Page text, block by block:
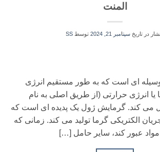
المنت
در تاریخسپتامبر 21, 2024 توسطSS
وسیله ای است که به طور مستقیم انرژی
یا انرژی حرارتی (از طریق اصلی به نام
می کند. گرمایش ژول یک پدیده ای است که
الکتریکی گرما تولید می کند. زمانی که
مواد عبور کند، سایر حامل […]